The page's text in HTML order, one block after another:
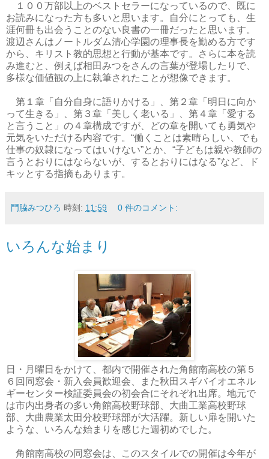
１００万部以上のベストセラーになっているので、既に
お読みになった方も多いと思います。自分にとっても、生
涯何冊も出会うことのない良書の一冊だったと思います。
渡辺さんはノートルダム清心学園の理事長を勤める方です
から、キリスト教的思想と行動が基本です。さらに本を読
み進むと、例えば相田みつをさんの言葉が登場したりで、
多様な価値観の上に執筆されたことが想像できます。
第１章「自分自身に語りかける」、第２章「明日に向か
って生きる」、第３章「美しく老いる」、第４章「愛する
と言うこと」の４章構成ですが、どの章を開いても勇気や
元気をいただける内容です。“働くことは素晴らしい、でも
仕事の奴隷になってはいけない”とか、“子どもは親や教師の
言うとおりにはならないが、するとおりにはなる”など、ド
キッとする指摘もあります。
門脇みつひろ 時刻: 11:59 0 件のコメント:
いろんな始まり
日・月曜日をかけて、都内で開催された角館南高校の第５
６回同窓会・新入会員歓迎会、また秋田スギバイオエネル
ギーセンター検証委員会の初会合にそれぞれ出席。地元で
は市内出身者の多い角館高校野球部、大曲工業高校野球
部、大曲農業太田分校野球部が大活躍。新しい扉を開いた
ような、いろんな始まりを感じた週初めでした。
角館南高校の同窓会は、このスタイルでの開催は今年が